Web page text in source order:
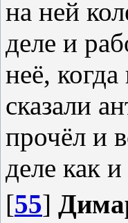
на ней
деле и
неё,
сказали
прочёл и
деле как
[55]